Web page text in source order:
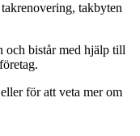
takbyten
och bistår med hjälp till
för att veta mer om